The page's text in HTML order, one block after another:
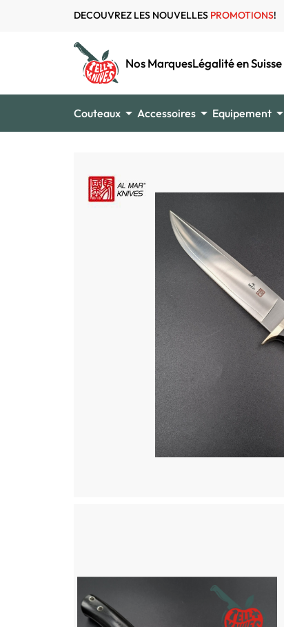
DECOUVREZ LES NOUVELLES PROMOTIONS!
Nos MarquesLégalité en Suisse
Couteaux  Accessoires  Equipement 